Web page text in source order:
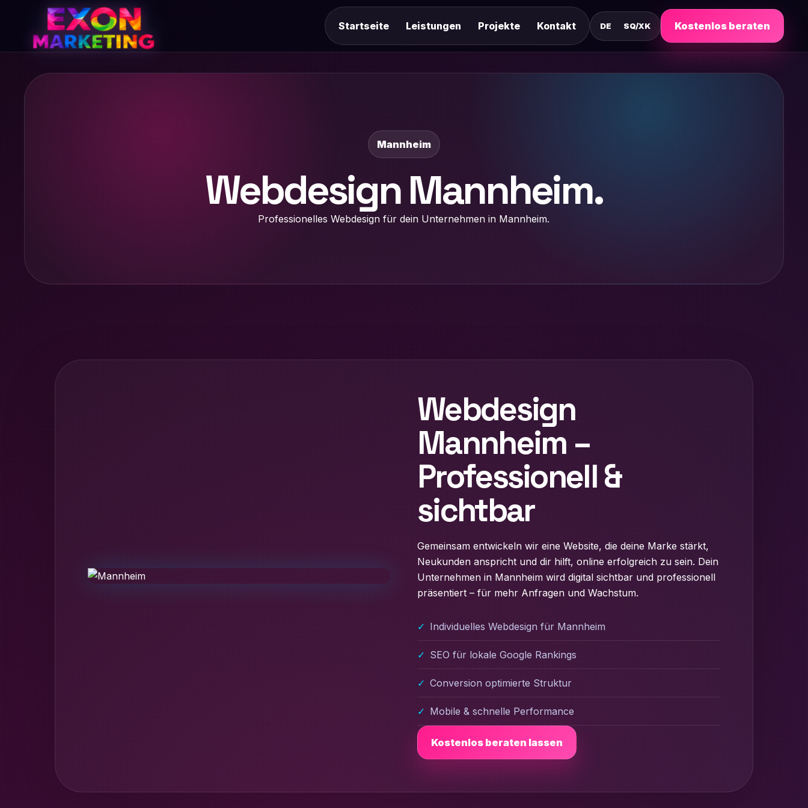
Startseite Leistungen Projekte Kontakt DE SQ/XK Kostenlos beraten
Mannheim
Webdesign Mannheim.
Professionelles Webdesign für dein Unternehmen in Mannheim.
Webdesign
Mannheim –
Professionell &
sichtbar
Gemeinsam entwickeln wir eine Website, die deine Marke stärkt,
Neukunden anspricht und dir hilft, online erfolgreich zu sein. Dein
Unternehmen in Mannheim wird digital sichtbar und professionell
präsentiert – für mehr Anfragen und Wachstum.
Individuelles Webdesign für Mannheim
SEO für lokale Google Rankings
Conversion optimierte Struktur
Mobile & schnelle Performance
Kostenlos beraten lassen